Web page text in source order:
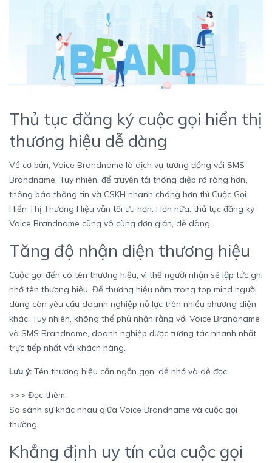
Thủ tục đăng ký cuộc gọi hiển thị
thương hiệu dễ dàng
Về cơ bản, Voice Brandname là dịch vụ tương đồng với SMS
Brandname. Tuy nhiên, để truyền tải thông diệp rõ ràng hơn,
thông báo thông tin và CSKH nhanh chóng hơn thì Cuộc Gọi
Hiển Thị Thương Hiệu vẫn tối ưu hơn. Hơn nữa, thủ tục đăng ký
Voice Brandname cũng vô cùng đơn giản, dễ dàng.
Tăng độ nhận diện thương hiệu
Cuộc gọi đến có tên thương hiệu, vì thế người nhận sẽ lập tức ghi
nhớ tên thương hiệu. Để thương hiệu nằm trong top mind người
dùng còn yêu cầu doanh nghiệp nỗ lực trên nhiều phương diện
khác. Tuy nhiên, không thể phủ nhận rằng với Voice Brandname
và SMS Brandname, doanh nghiệp được tương tác nhanh nhất,
trực tiếp nhất với khách hàng.
Lưu ý: Tên thương hiệu cần ngắn gọn, dễ nhớ và dễ đọc.
>>> Đọc thêm:
So sánh sự khác nhau giữa Voice Brandname và cuộc gọi
thường
Khẳng định uy tín của cuộc gọi